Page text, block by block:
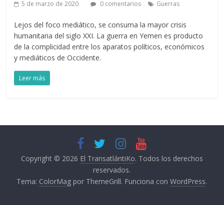
5 de marzo de 2020 0 comentarios Guerras
Lejos del foco mediático, se consuma la mayor crisis
humanitaria del siglo XXI. La guerra en Yemen es producto
de la complicidad entre los aparatos políticos, económicos
y mediáticos de Occidente.
Leer más
Copyright © 2026 El TransatlántiKo. Todos los derechos
reservados.
Tema: ColorMag por ThemeGrill. Funciona conWordPress.